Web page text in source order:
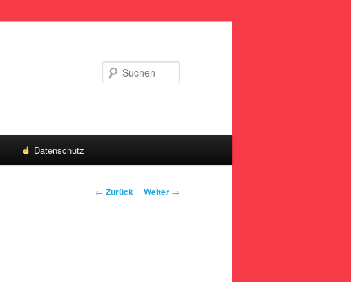
Datenschutz
Beitragsnavigation
← Zurück Weiter →